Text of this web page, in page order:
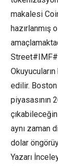
makalesi
hazırlanmış
edilir.
piyasasının
aynı zaman
dolar
Yazarı